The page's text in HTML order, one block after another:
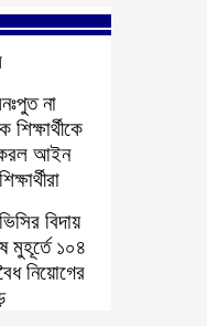
না
আইন
বিদায়
মুহূর্তে ১০৪
নিয়োগের